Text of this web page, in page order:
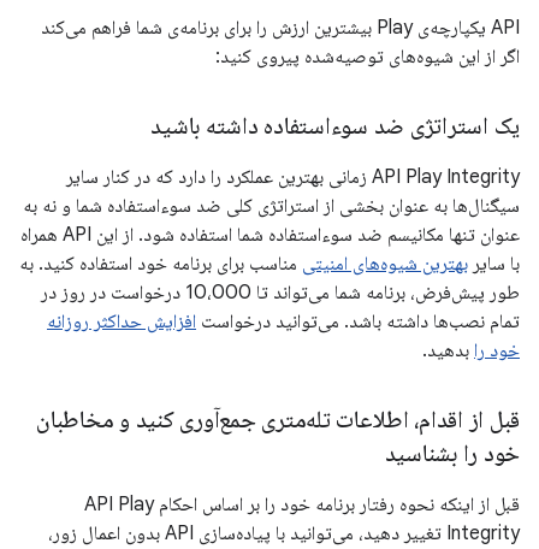
API یکپارچه‌ی Play بیشترین ارزش را برای برنامه‌ی شما فراهم می‌کند
اگر از این شیوه‌های توصیه‌شده پیروی کنید:
یک استراتژی ضد سوءاستفاده داشته باشید
API Play Integrity زمانی بهترین عملکرد را دارد که در کنار سایر
سیگنال‌ها به عنوان بخشی از استراتژی کلی ضد سوءاستفاده شما و نه به
عنوان تنها مکانیسم ضد سوءاستفاده شما استفاده شود. از این API همراه
با سایر بهترین شیوه‌های امنیتی مناسب برای برنامه خود استفاده کنید. به
طور پیش‌فرض، برنامه شما می‌تواند تا 10،000 درخواست در روز در
تمام نصب‌ها داشته باشد. می‌توانید درخواست افزایش حداکثر روزانه
خود را بدهید.
قبل از اقدام، اطلاعات تله‌متری جمع‌آوری کنید و مخاطبان
خود را بشناسید
قبل از اینکه نحوه رفتار برنامه خود را بر اساس احکام API Play
Integrity تغییر دهید، می‌توانید با پیاده‌سازی API بدون اعمال زور،